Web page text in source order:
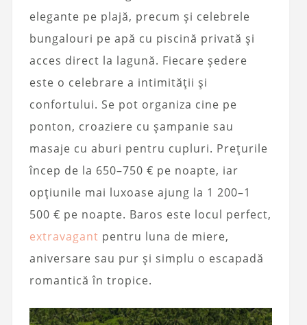
elegante pe plajă, precum și celebrele
bungalouri pe apă cu piscină privată și
acces direct la lagună. Fiecare ședere
este o celebrare a intimității și
confortului. Se pot organiza cine pe
ponton, croaziere cu șampanie sau
masaje cu aburi pentru cupluri. Prețurile
încep de la 650–750 € pe noapte, iar
opțiunile mai luxoase ajung la 1 200–1
500 € pe noapte. Baros este locul perfect,
extravagant pentru luna de miere,
aniversare sau pur și simplu o escapadă
romantică în tropice.